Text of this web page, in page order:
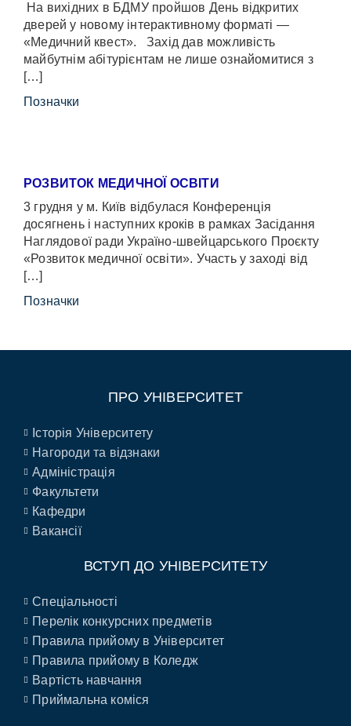
На вихідних в БДМУ пройшов День відкритих
дверей у новому інтерактивному форматі —
«Медичний квест». Захід дав можливість
майбутнім абітурієнтам не лише ознайомитися з
[…]
Позначки
РОЗВИТОК МЕДИЧНОЇ ОСВІТИ
3 грудня у м. Київ відбулася Конференція
досягнень і наступних кроків в рамках Засідання
Наглядової ради Україно-швейцарського Проєкту
«Розвиток медичної освіти». Участь у заході від
[…]
Позначки
ПРО УНІВЕРСИТЕТ
Історія Університету
Нагороди та відзнаки
Адміністрація
Факультети
Кафедри
Вакансії
ВСТУП ДО УНІВЕРСИТЕТУ
Спеціальності
Перелік конкурсних предметів
Правила прийому в Університет
Правила прийому в Коледж
Вартість навчання
Приймальна коміся